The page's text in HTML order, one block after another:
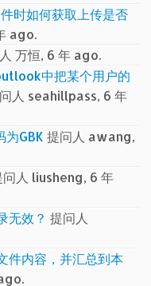
时如何获取上传是否
ago.
万恒, 6 年 ago.
中把某个用户的
人 seahillpass, 6 年
GBK 提问人 awang,
问人 liusheng, 6 年
无效？ 提问人
件内容，并汇总到本